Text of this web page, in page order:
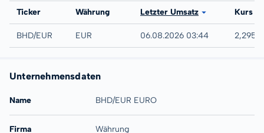
Börse
Ticker Währung Letzter Umsatz Kurs
Forex
BHD/EUR EUR 06.08.2026 03:44 2,2951
Unternehmensdaten
Name BHD/EUR EURO
Firma Währung